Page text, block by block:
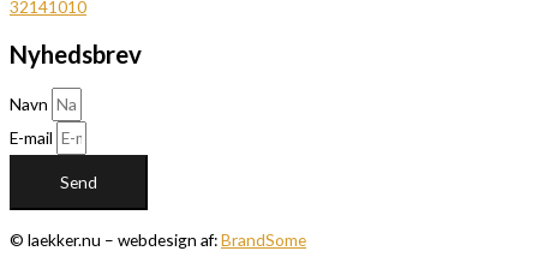
32141010
Nyhedsbrev
Navn
E-mail
Send
© laekker.nu – webdesign af:BrandSome